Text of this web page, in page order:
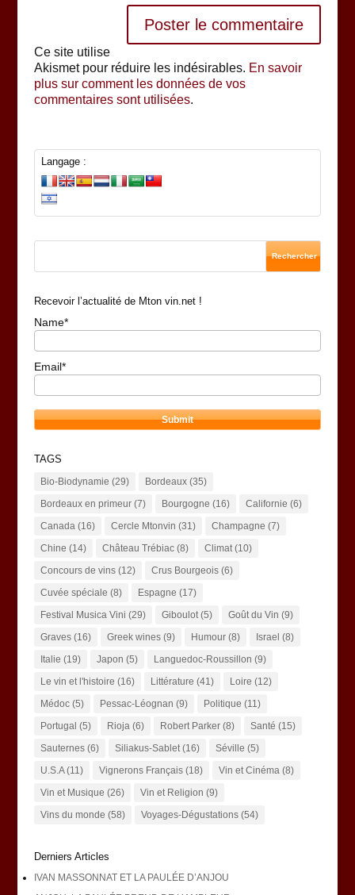
Ce site utilise
Akismet pour réduire les indésirables. En savoir
plus sur comment les données de vos
commentaires sont utilisées.
Langage :
Recevoir l’actualité de Mton vin.net !
Name*
Email*
TAGS
Bio-Biodynamie (29) Bordeaux(35)
Bordeaux en primeur(7) Bourgogne (16) Californie (6)
Canada (16) Cercle Mtonvin (31) Champagne (7)
Chine (14) Château Trébiac(8) Climat(10)
Concours de vins(12) Crus Bourgeois(6)
Cuvée spéciale (8) Espagne (17)
Festival Musica Vini (29) Giboulot(5) Goût du Vin (9)
Graves(16) Greek wines(9) Humour(8) Israel (8)
Italie (19) Japon (5) Languedoc-Roussillon (9)
Le vin et l'histoire (16) Littérature (41) Loire (12)
Médoc(5) Pessac-Léognan (9) Politique (11)
Portugal (5) Rioja (6) Robert Parker(8) Santé (15)
Sauternes(6) Siliakus-Sablet(16) Séville (5)
U.S.A(11) Vignerons Français(18) Vin et Cinéma (8)
Vin et Musique (26) Vin et Religion (9)
Vins du monde (58) Voyages-Dégustations(54)
Derniers Articles
IVAN MASSONNAT ET LA PAULÉE D’ANJOU